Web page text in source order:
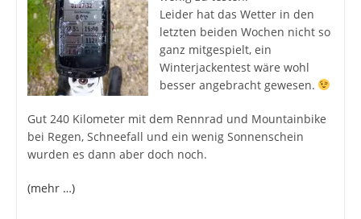
Leider hat das Wetter in den
letzten beiden Wochen nicht so
ganz mitgespielt, ein
Winterjackentest wäre wohl
besser angebracht gewesen.
Gut 240 Kilometer mit dem Rennrad und Mountainbike
bei Regen, Schneefall und ein wenig Sonnenschein
wurden es dann aber doch noch.
(mehr …)